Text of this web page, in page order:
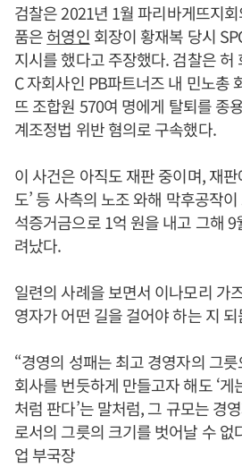
검찰은 2021년 1월 파리바게뜨지
품은허영인 회장이 황재복 당시
지시를 했다고 주장했다. 검찰은 허
C 자회사인 PB파트너즈 내 민노총
뜨 조합원 570여 명에게 탈퇴를 종
계조정법 위반 혐의로 구속했다.
이 사건은 아직도 재판 중이며, 재
도’ 등 사측의 노조 와해 막후공작
석증거금으로 1억 원을 내고 그해
려났다.
일련의 사례을 보면서 이나모리 가
영자가 어떤 길을 걸어야 하는 지
“경영의 성패는 최고 경영자의 그
회사를 번듯하게 만들고자 해도 ‘
처럼 판다’는 말처럼, 그 규모는 경
로서의 그릇의 크기를 벗어날 수 없
업 부국장